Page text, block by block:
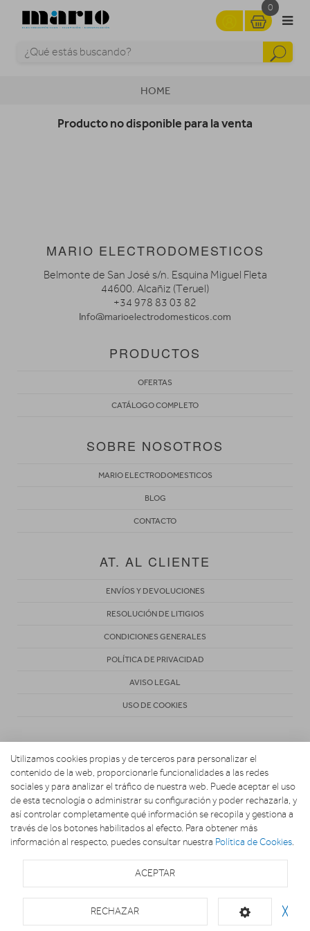
0
HOME
Producto no disponible para la venta
MARIO ELECTRODOMESTICOS
Belmonte de San José s/n. Esquina Miguel Fleta
44600. Alcañiz (Teruel)
+34 978 83 03 82
Info@marioelectrodomesticos.com
PRODUCTOS
OFERTAS
CATÁLOGO COMPLETO
SOBRE NOSOTROS
MARIO ELECTRODOMESTICOS
BLOG
CONTACTO
AT. AL CLIENTE
ENVÍOS Y DEVOLUCIONES
RESOLUCIÓN DE LITIGIOS
CONDICIONES GENERALES
POLÍTICA DE PRIVACIDAD
AVISO LEGAL
USO DE COOKIES
Copyright 2026. MARIO ELECTRODOMESTICOS
Utilizamos cookies propias y de terceros para personalizar el
contenido de la web, proporcionarle funcionalidades a las redes
sociales y para analizar el tráfico de nuestra web. Puede aceptar el uso
de esta tecnología o administrar su configuración y poder rechazarla, y
así controlar completamente qué información se recopila y gestiona a
través de los botones habilitados al efecto. Para obtener más
información al respecto, puedes consultar nuestra Política de Cookies.
ACEPTAR
RECHAZAR ╳